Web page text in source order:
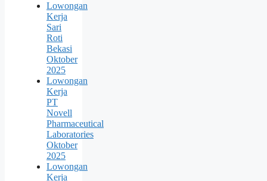
Lowongan
Kerja
Sari
Roti
Bekasi
Oktober
2025
Lowongan
Kerja
PT
Novell
Pharmaceutical
Laboratories
Oktober
2025
Lowongan
Kerja